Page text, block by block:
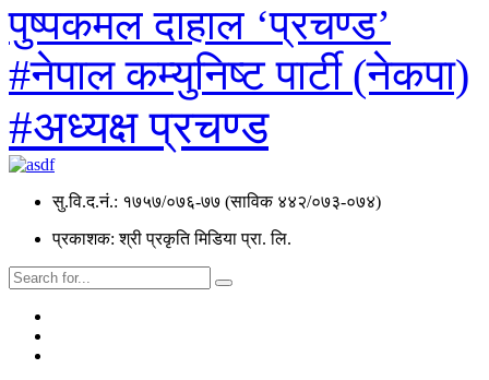
पुष्पकमल दाहाल ‘प्रचण्ड’
#नेपाल कम्युनिष्ट पार्टी (नेकपा)
#अध्यक्ष प्रचण्ड
सु.वि.द.नं.: १७५७/०७६-७७ (साविक ४४२/०७३-०७४)
प्रकाशक: श्री प्रकृति मिडिया प्रा. लि.